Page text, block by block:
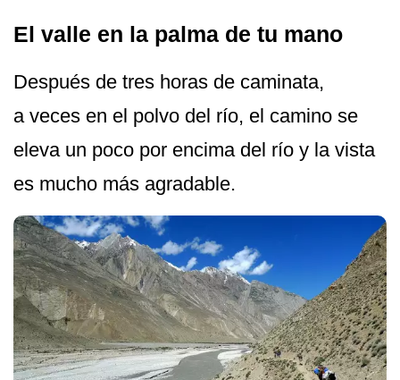
El valle en la palma de tu mano
Después de tres horas de caminata,
a veces en el polvo del río, el camino se
eleva un poco por encima del río y la vista
es mucho más agradable.